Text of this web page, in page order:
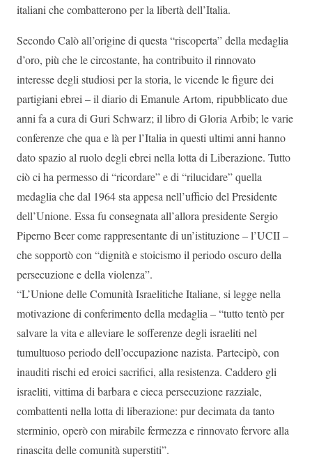
italiani che combatterono per la libertà dell’Italia.
Secondo Calò all’origine di questa “riscoperta” della medaglia
d’oro, più che le circostante, ha contribuito il rinnovato
interesse degli studiosi per la storia, le vicende le figure dei
partigiani ebrei – il diario di Emanule Artom, ripubblicato due
anni fa a cura di Guri Schwarz; il libro di Gloria Arbib; le varie
conferenze che qua e là per l’Italia in questi ultimi anni hanno
dato spazio al ruolo degli ebrei nella lotta di Liberazione. Tutto
ciò ci ha permesso di “ricordare” e di “rilucidare” quella
medaglia che dal 1964 sta appesa nell’ufficio del Presidente
dell’Unione. Essa fu consegnata all’allora presidente Sergio
Piperno Beer come rappresentante di un’istituzione – l’UCII –
che sopportò con “dignità e stoicismo il periodo oscuro della
persecuzione e della violenza”.
“L’Unione delle Comunità Israelitiche Italiane, si legge nella
motivazione di conferimento della medaglia – “tutto tentò per
salvare la vita e alleviare le sofferenze degli israeliti nel
tumultuoso periodo dell’occupazione nazista. Partecipò, con
inauditi rischi ed eroici sacrifici, alla resistenza. Caddero gli
israeliti, vittima di barbara e cieca persecuzione razziale,
combattenti nella lotta di liberazione: pur decimata da tanto
sterminio, operò con mirabile fermezza e rinnovato fervore alla
rinascita delle comunità superstiti”.